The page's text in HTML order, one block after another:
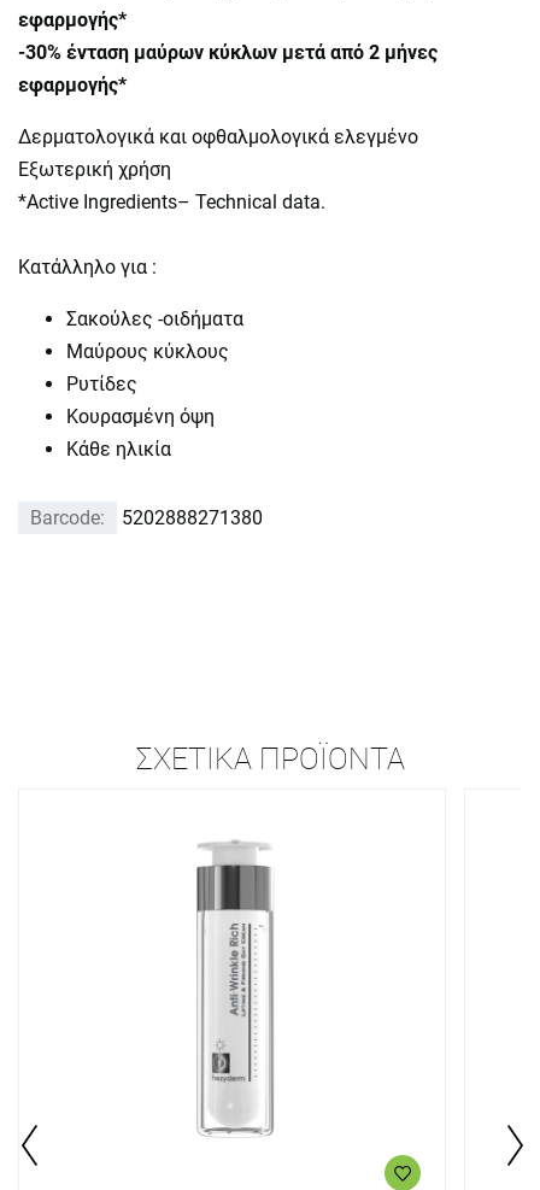
εφαρμογής*
-30% ένταση μαύρων κύκλων μετά από 2 μήνες
εφαρμογής*
Δερματολογικά και οφθαλμολογικά ελεγμένο
Εξωτερική χρήση
*Active Ingredients– Technical data.
Κατάλληλο για :
Σακούλες -οιδήματα
Μαύρους κύκλους
Ρυτίδες
Κουρασμένη όψη
Κάθε ηλικία
Barcode: 5202888271380
ΣΧΕΤΙΚΆ ΠΡΟΪΌΝΤΑ